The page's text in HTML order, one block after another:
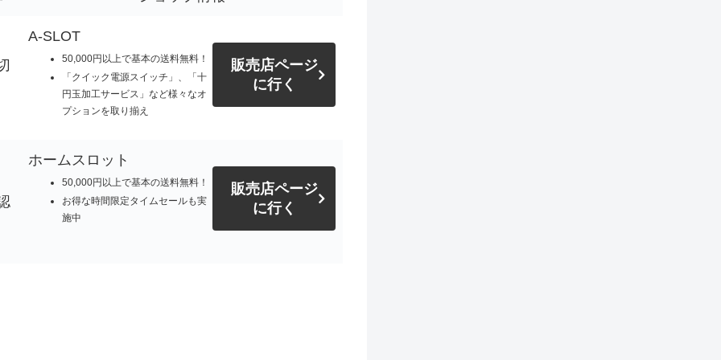
A-SLOT
50,000円以上で基本の送料無料！
「クイック電源スイッチ」、「十
円玉加工サービス」など様々なオ
プションを取り揃え
販売店ページ
に行く
ホームスロット
50,000円以上で基本の送料無料！
お得な時間限定タイムセールも実
施中
販売店ページ
に行く